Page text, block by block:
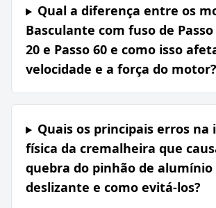
Qual a diferença entre os
Basculante com fuso de Passo
20 e Passo 60 e como isso
velocidade e a força do motor?
Quais os principais erros na
física da cremalheira que
quebra do pinhão de
deslizante e como evitá-los?